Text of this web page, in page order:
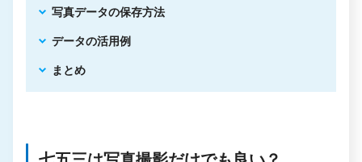
写真データの保存方法
データの活用例
まとめ